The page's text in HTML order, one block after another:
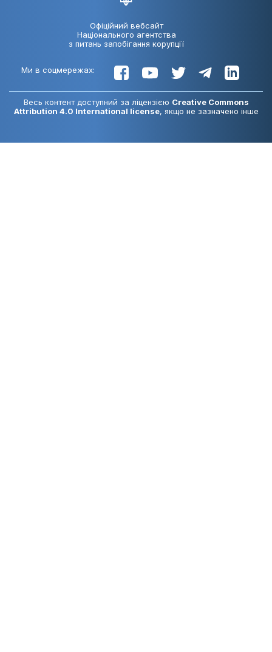
Офіційний вебсайт
Національного агентства
з питань запобігання корупції
Ми в соцмережах:
Весь контент доступний за ліцензією Creative Commons
Attribution 4.0 International license, якщо не зазначено інше